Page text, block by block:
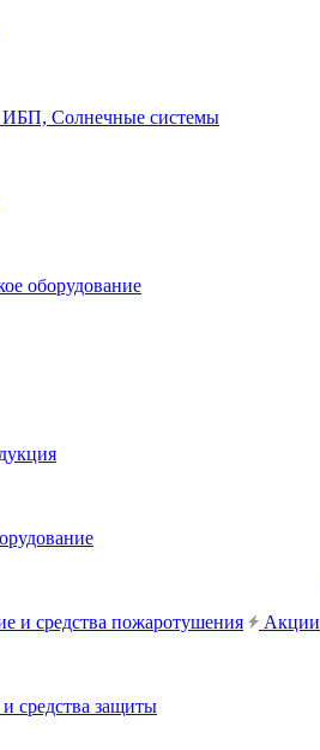
ИБП, Солнечные системы
оборудование
и средства пожаротушения
средства защиты
Акции